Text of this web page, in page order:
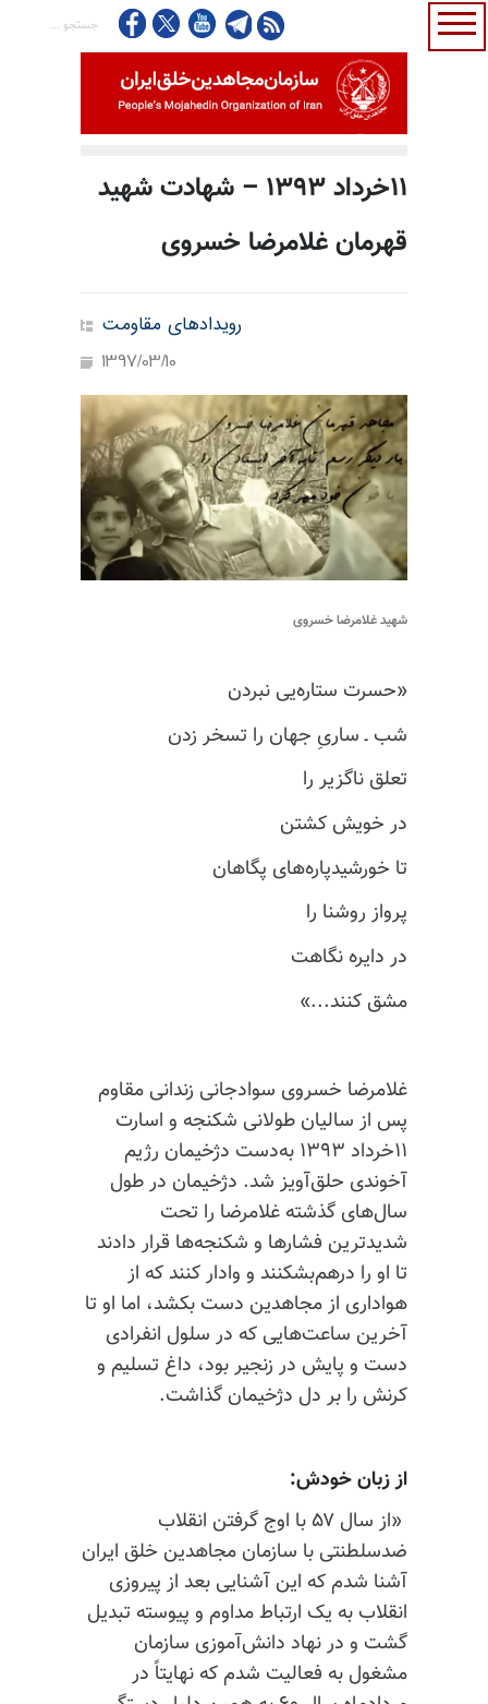
۱۱خرداد ۱۳۹۳ – شهادت شهید
قهرمان غلامرضا خسروی
رویدادهای مقاومت
1397/03/10
شهید غلامرضا خسروی
«حسرت ستاره‌یی نبردن
شب ـ ساریِ جهان را تسخر زدن
تعلق ناگزیر را
در خویش کشتن
تا خورشیدپاره‌های پگاهان
پرواز روشنا را
در دایره نگاهت
مشق کنند...»
غلامرضا خسروی سوادجانی زندانی مقاوم
پس از سالیان طولانی شکنجه و اسارت
۱۱خرداد ۱۳۹۳ به‌دست دژخیمان رژیم
آخوندی حلق‌آویز شد. دژخیمان در طول
سال‌های گذشته غلامرضا را تحت
شدیدترین فشارها و شکنجه‌ها قرار دادند
تا او را درهم‌بشکنند و وادار کنند که از
هواداری از مجاهدین دست بکشد، اما او تا
آخرین ساعت‌هایی که در سلول انفرادی
دست و پایش در زنجیر بود، داغ تسلیم و
کرنش را بر دل دژخیمان گذاشت.
از زبان خودش:
«از سال ۵۷ با اوج گرفتن انقلاب
ضدسلطنتی با سازمان مجاهدین خلق ایران
آشنا شدم که این آشنایی بعد از پیروزی
انقلاب به یک ارتباط مداوم و پیوسته تبدیل
گشت و در نهاد دانش‌آموزی سازمان
مشغول به فعالیت شدم که نهایتاً در